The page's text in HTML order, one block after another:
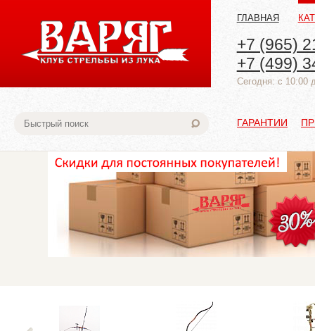
ГЛАВНАЯ
+7 (965)
+7 (499)
Cегодня: с 10:00
ГАРАНТИИ